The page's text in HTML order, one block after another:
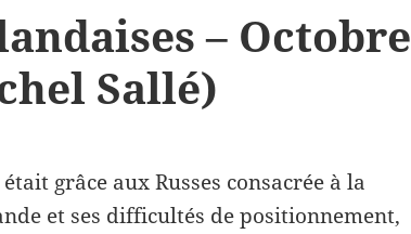
– Octobre
Sallé)
grâce aux Russes consacrée à la
et ses difficultés de positionnement,